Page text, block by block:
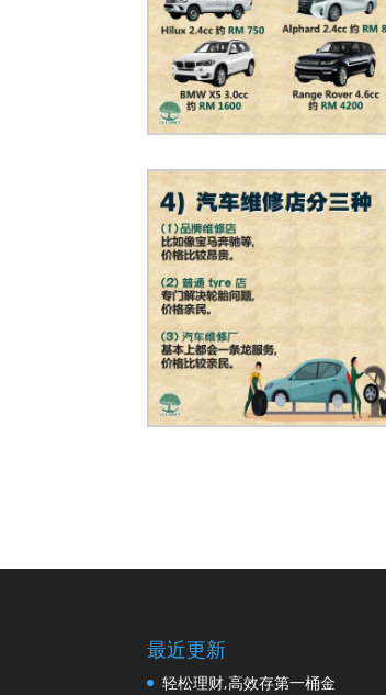
最近更新
轻松理财,高效存第一桶金